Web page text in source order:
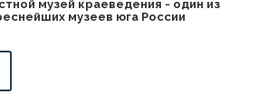
музей краеведения - один из
музеев юга России